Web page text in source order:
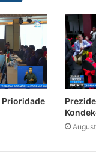
Prioridade